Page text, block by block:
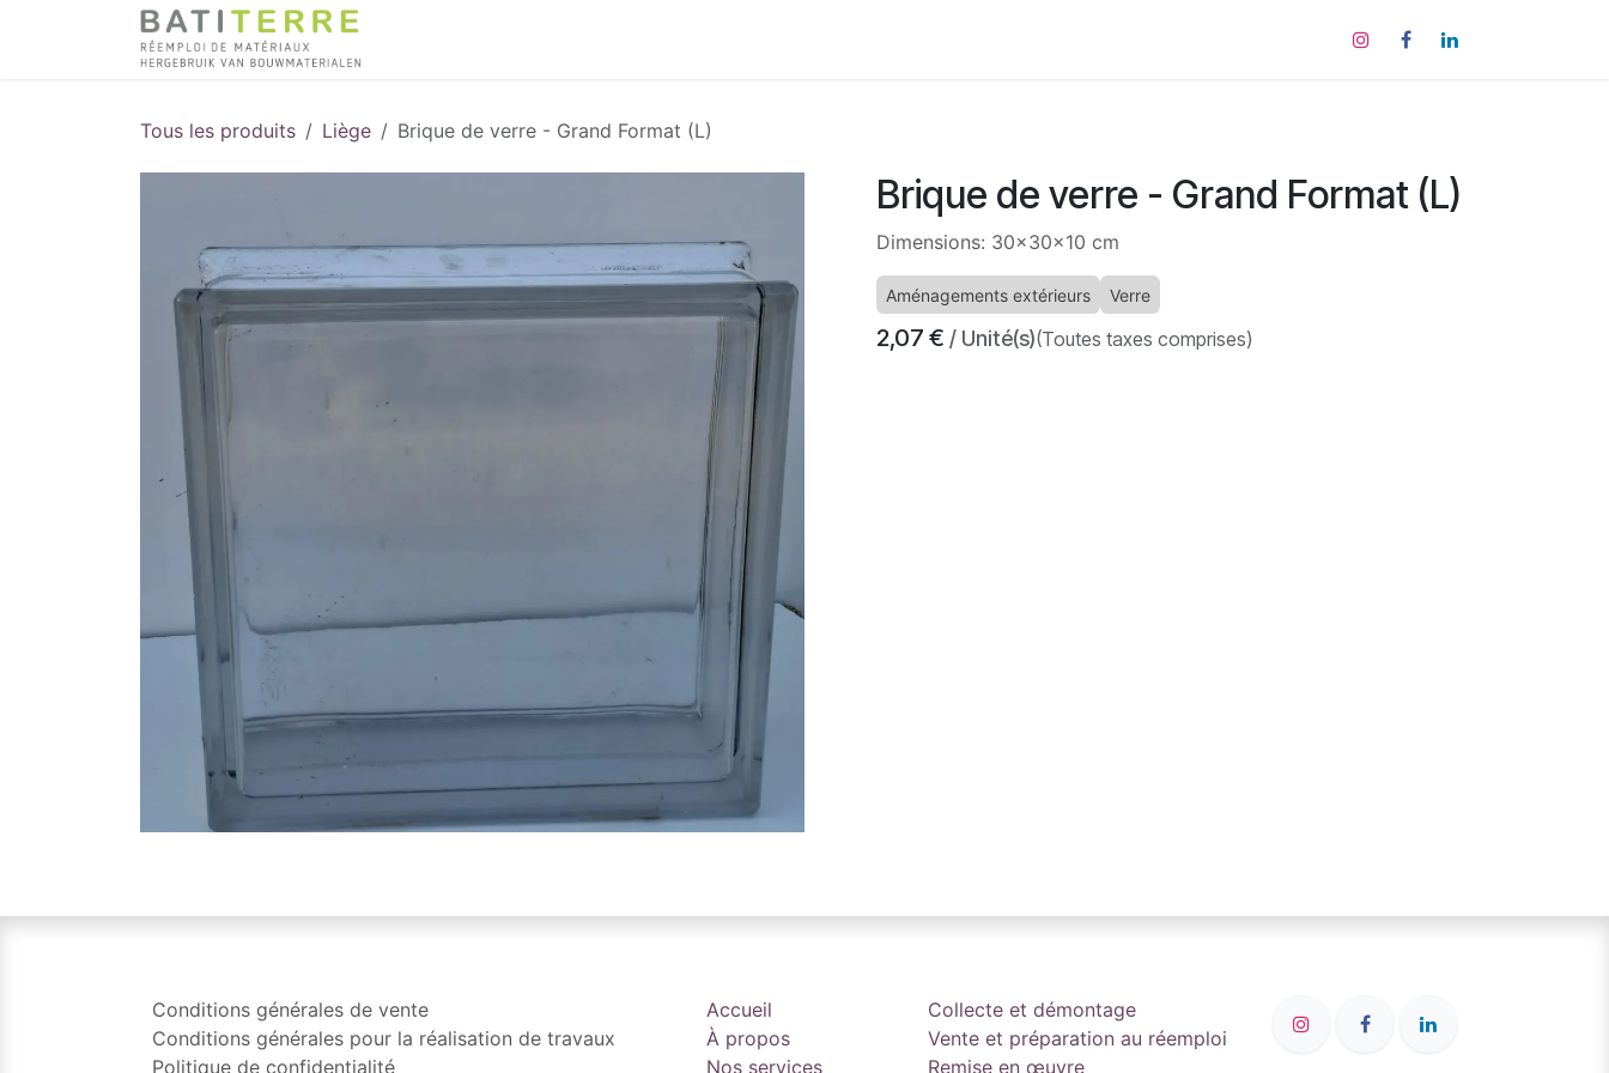
Se rendre au contenu
Tous les produits Liège Brique de verre - Grand Format (L)
Brique de verre - Grand Format (L)
Dimensions: 30x30x10 cm
Aménagements extérieurs Verre
2,07 € / Unité(s)(Toutes taxes comprises)
Conditions générales de vente
Conditions générales pour la réalisation de travaux
Politique de confidentialité
Accueil
À propos
Nos services
Collecte et démontage
Vente et préparation au réemploi
Remise en œuvre